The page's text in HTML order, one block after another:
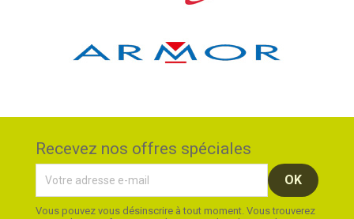
Recevez nos offres spéciales
Vous pouvez vous désinscrire à tout moment. Vous trouverez